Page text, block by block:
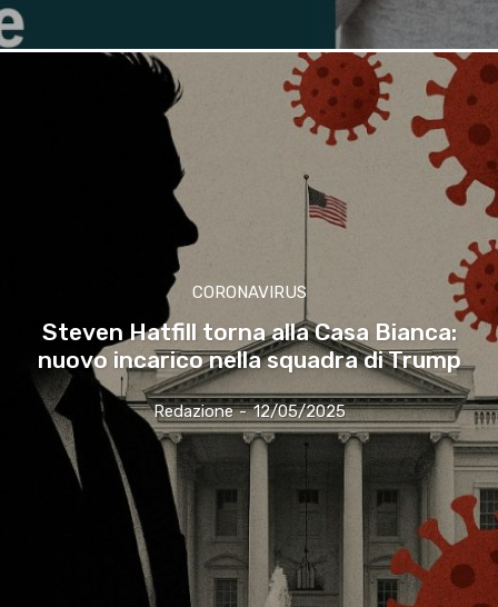
CORONAVIRUS
Steven Hatfill torna alla Casa Bianca:
nuovo incarico nella squadra di Trump
Redazione - 12/05/2025